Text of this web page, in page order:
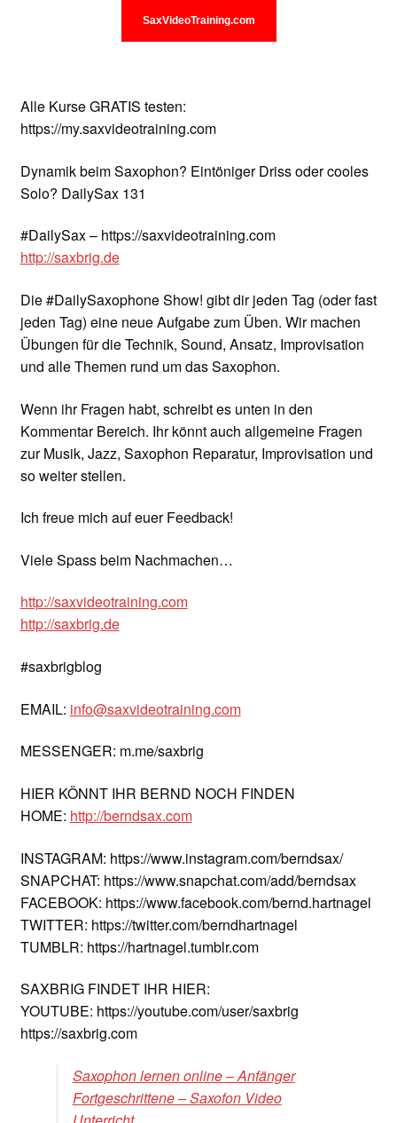
NEWS BLOG
KONTAKT
SaxVideoTraining.com
Alle Kurse GRATIS testen:
https://my.saxvideotraining.com
Dynamik beim Saxophon? Eintöniger Driss oder cooles
Solo? DailySax 131
#DailySax – https://saxvideotraining.com
http://saxbrig.de
Die #DailySaxophone Show! gibt dir jeden Tag (oder fast
jeden Tag) eine neue Aufgabe zum Üben. Wir machen
Übungen für die Technik, Sound, Ansatz, Improvisation
und alle Themen rund um das Saxophon.
Wenn ihr Fragen habt, schreibt es unten in den
Kommentar Bereich. Ihr könnt auch allgemeine Fragen
zur Musik, Jazz, Saxophon Reparatur, Improvisation und
so weiter stellen.
Ich freue mich auf euer Feedback!
Viele Spass beim Nachmachen…
http://saxvideotraining.com
http://saxbrig.de
#saxbrigblog
EMAIL: info@saxvideotraining.com
MESSENGER: m.me/saxbrig
HIER KÖNNT IHR BERND NOCH FINDEN
HOME: http://berndsax.com
INSTAGRAM: https://www.instagram.com/berndsax/
SNAPCHAT: https://www.snapchat.com/add/berndsax
FACEBOOK: https://www.facebook.com/bernd.hartnagel
TWITTER: https://twitter.com/berndhartnagel
TUMBLR: https://hartnagel.tumblr.com
SAXBRIG FINDET IHR HIER:
YOUTUBE: https://youtube.com/user/saxbrig
https://saxbrig.com
Saxophon lernen online – Anfänger
Fortgeschrittene – Saxofon Video